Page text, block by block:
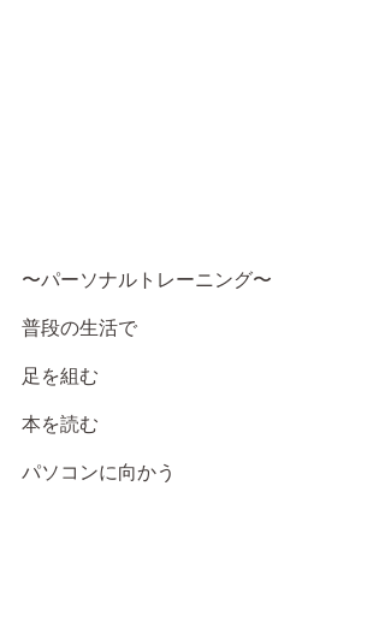
〜パーソナルトレーニング〜
普段の生活で
足を組む
本を読む
パソコンに向かう